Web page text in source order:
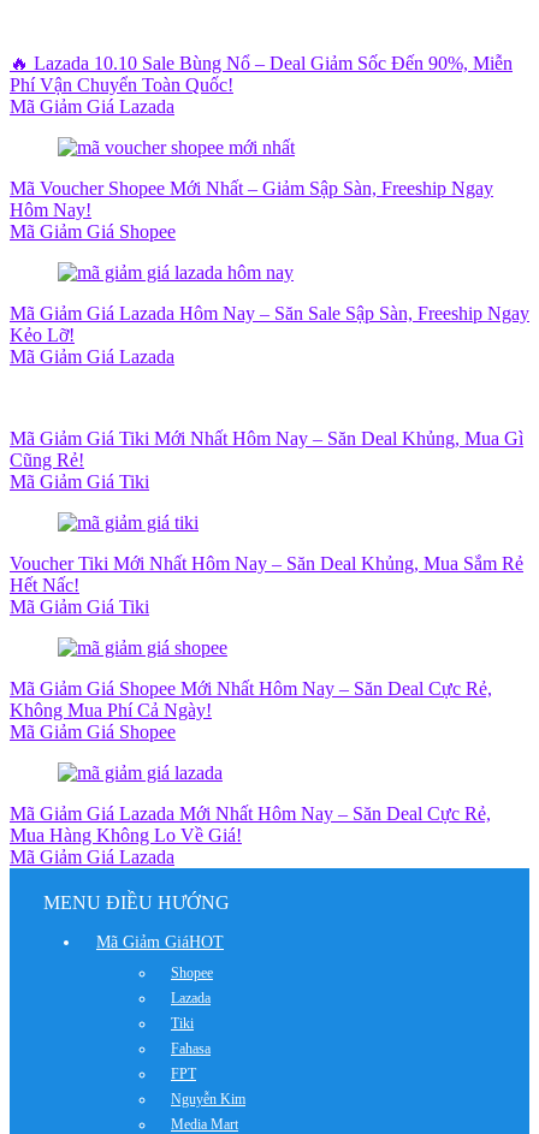
🔥 Lazada 10.10 Sale Bùng Nổ – Deal Giảm Sốc Đến 90%, Miễn
Phí Vận Chuyển Toàn Quốc!
Mã Giảm Giá Lazada
Mã Voucher Shopee Mới Nhất – Giảm Sập Sàn, Freeship Ngay
Hôm Nay!
Mã Giảm Giá Shopee
Mã Giảm Giá Lazada Hôm Nay – Săn Sale Sập Sàn, Freeship Ngay
Kẻo Lỡ!
Mã Giảm Giá Lazada
Mã Giảm Giá Tiki Mới Nhất Hôm Nay – Săn Deal Khủng, Mua Gì
Cũng Rẻ!
Mã Giảm Giá Tiki
Voucher Tiki Mới Nhất Hôm Nay – Săn Deal Khủng, Mua Sắm Rẻ
Hết Nấc!
Mã Giảm Giá Tiki
Mã Giảm Giá Shopee Mới Nhất Hôm Nay – Săn Deal Cực Rẻ,
Không Mua Phí Cả Ngày!
Mã Giảm Giá Shopee
Mã Giảm Giá Lazada Mới Nhất Hôm Nay – Săn Deal Cực Rẻ,
Mua Hàng Không Lo Về Giá!
Mã Giảm Giá Lazada
MENU ĐIỀU HƯỚNG
Mã Giảm GiáHOT
Shopee
Lazada
Tiki
Fahasa
FPT
Nguyễn Kim
Media Mart